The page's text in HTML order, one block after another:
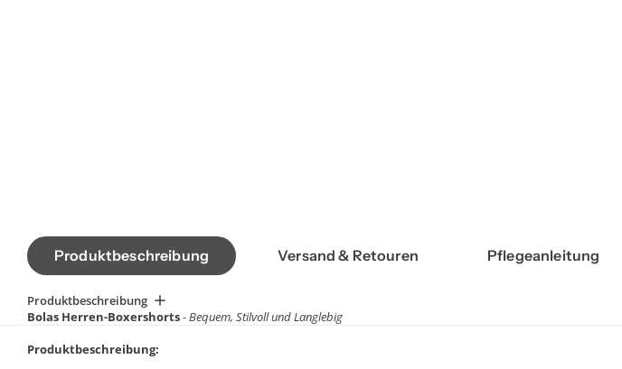
Produktbeschreibung Versand & Retouren Pflegeanleitung
Produktbeschreibung
Bolas Herren-Boxershorts- Bequem, Stilvoll und Langlebig
Produktbeschreibung: